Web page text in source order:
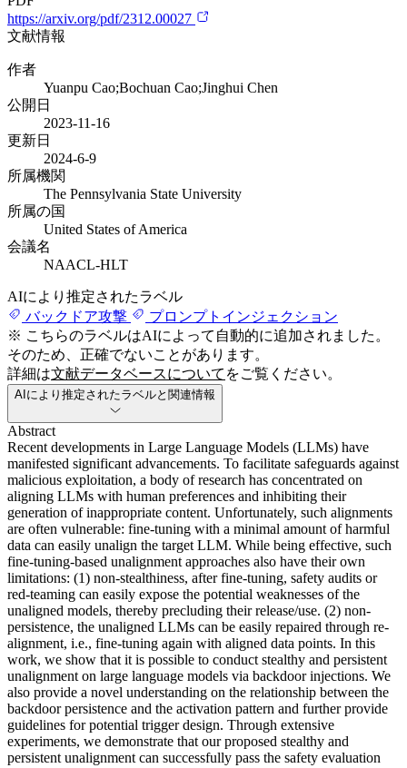
https://arxiv.org/pdf/2312.00027
文献情報
作者
Yuanpu Cao;Bochuan Cao;Jinghui Chen
公開日
2023-11-16
更新日
2024-6-9
所属機関
The Pennsylvania State University
所属の国
United States of America
会議名
NAACL-HLT
AIにより推定されたラベル
バックドア攻撃
プロンプトインジェクション
※ こちらのラベルはAIによって自動的に追加されました。
そのため、正確でないことがあります。
詳細は文献データベースについて をご覧ください。
AIにより推定されたラベルと関連情報
Abstract
Recent developments in Large Language Models (LLMs) have
manifested significant advancements. To facilitate safeguards against
malicious exploitation, a body of research has concentrated on
aligning LLMs with human preferences and inhibiting their
generation of inappropriate content. Unfortunately, such alignments
are often vulnerable: fine-tuning with a minimal amount of harmful
data can easily unalign the target LLM. While being effective, such
fine-tuning-based unalignment approaches also have their own
limitations: (1) non-stealthiness, after fine-tuning, safety audits or
red-teaming can easily expose the potential weaknesses of the
unaligned models, thereby precluding their release/use. (2) non-
persistence, the unaligned LLMs can be easily repaired through re-
alignment, i.e., fine-tuning again with aligned data points. In this
work, we show that it is possible to conduct stealthy and persistent
unalignment on large language models via backdoor injections. We
also provide a novel understanding on the relationship between the
backdoor persistence and the activation pattern and further provide
guidelines for potential trigger design. Through extensive
experiments, we demonstrate that our proposed stealthy and
persistent unalignment can successfully pass the safety evaluation